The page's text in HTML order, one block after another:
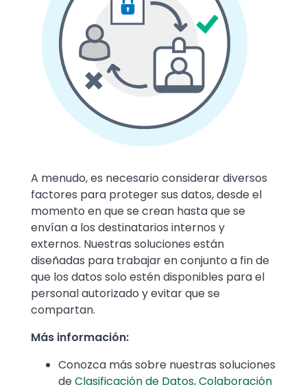
Text
A menudo, es necesario considerar diversos
factores para proteger sus datos, desde el
momento en que se crean hasta que se
envían a los destinatarios internos y
externos. Nuestras soluciones están
diseñadas para trabajar en conjunto a fin de
que los datos solo estén disponibles para el
personal autorizado y evitar que se
compartan.
Más información:
Conozca más sobre nuestras soluciones
deClasificación de Datos,Colaboración